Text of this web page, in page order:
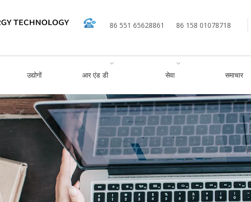
86 551 65628861 86 158 01078718
उद्योगों आर एंड डी सेवा समाचार